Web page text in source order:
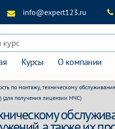
info@expert123.ru
Курсы О компании
по монтажу, техническому
(для получения лицензии МЧС)